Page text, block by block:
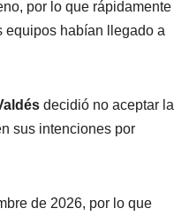
por lo que rápidamente
equipos habían llegado a
decidió no aceptar la
sus intenciones por
de 2026, por lo que